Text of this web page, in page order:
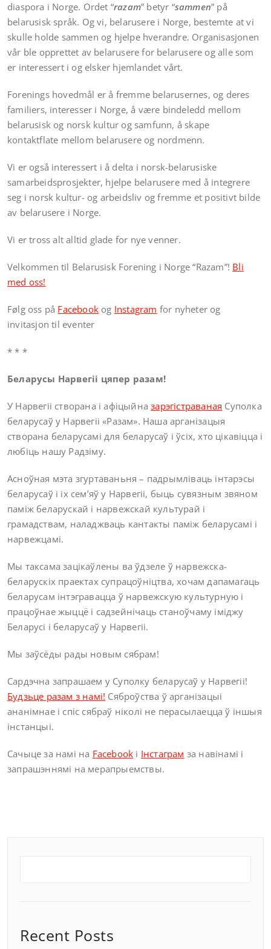
diaspora i Norge. Ordet “razam” betyr “sammen” på
belarusisk språk. Og vi, belarusere i Norge, bestemte at vi
skulle holde sammen og hjelpe hverandre. Organisasjonen
vår ble opprettet av belarusere for belarusere og alle som
er interessert i og elsker hjemlandet vårt.
Forenings hovedmål er å fremme belarusernes, og deres
familiers, interesser i Norge, å være bindeledd mellom
belarusisk og norsk kultur og samfunn, å skape
kontaktflate mellom belarusere og nordmenn.
Vi er også interessert i å delta i norsk-belarusiske
samarbeidsprosjekter, hjelpe belarusere med å integrere
seg i norsk kultur- og arbeidsliv og fremme et positivt bilde
av belarusere i Norge.
Vi er tross alt alltid glade for nye venner.
Velkommen til Belarusisk Forening i Norge “Razam”! Bli
med oss!
Følg oss på Facebook og Instagram for nyheter og
invitasjon til eventer
* * *
Беларусы Нарвегіі цяпер разам!
У Нарвегіі створана i афіцыйназарэгістраваная Суполка
беларусаў у Нарвегіі «Разам». Наша арганізацыя
створана беларусамі для беларусаў і ўсіх, хто цікавіцца і
любіць нашу Радзіму.
Асноўная мэта згуртаваньня – падрымлiваць інтарэсы
беларусаў і іх сем’яў у Нарвегіі, быць сувязным звяном
паміж беларускай і нарвежскай культурай і
грамадствам, наладжваць кантакты паміж беларусамі і
нарвежцамі.
Мы таксама зацікаўлены ва ўдзеле ў нарвежска-
беларускіх праектах супрацоўніцтва, хочам дапамагаць
беларусам інтэгравацца ў нарвежскую культурную і
працоўнае жыццё і садзейнічаць станоўчаму іміджу
Беларусі і беларусаў у Нарвегіі.
Мы заўсёды рады новым сябрам!
Сардэчна запрашаем у Суполку беларусаў у Нарвегіі!
Будзьце разам з намi! Сяброўства ў арганізацыі
ананімнае і спіс сябраў ніколі не перасылаецца ў іншыя
інстанцыі.
Сачыце за намі на Facebook і Інстаграм за навінамі і
запрашэннямі на мерапрыемствы.
Recent Posts